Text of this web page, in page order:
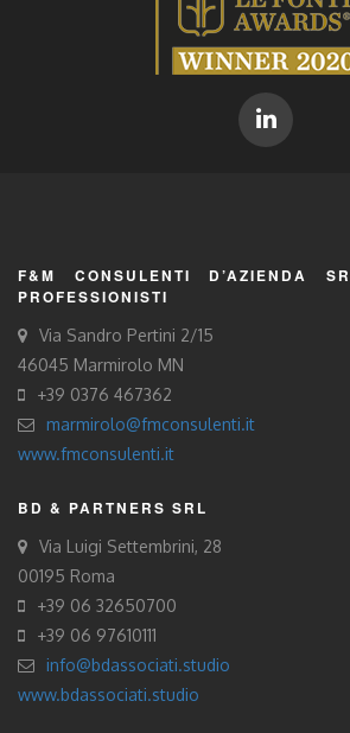
F&M CONSULENTI D’AZIENDA
PROFESSIONISTI
Via Sandro Pertini 2/15
46045 Marmirolo MN
+39 0376 467362
marmirolo@fmconsulenti.it
www.fmconsulenti.it
BD & PARTNERS SRL
Via Luigi Settembrini, 28
00195 Roma
+39 06 32650700
+39 06 97610111
info@bdassociati.studio
www.bdassociati.studio